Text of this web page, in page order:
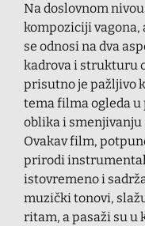
Na doslovnom
kompoziciji
se odnosi na dva
kadrova i strukturu
prisutno je pažljivo
tema filma ogleda
oblika i
Ovakav film,
prirodi
istovremeno i
muzički tonovi,
ritam, a pasaži su u